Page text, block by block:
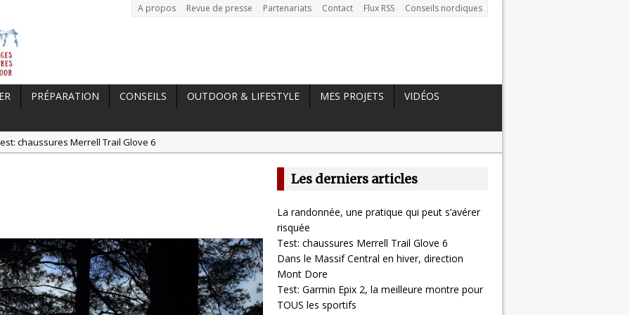
A propos Revue de presse Partenariats Contact Flux RSS Conseils nordiques
PRÉPARATION CONSEILS OUTDOOR & LIFESTYLE MES PROJETS
VIDÉOS
chaussures Merrell Trail Glove 6
Les derniers articles
La randonnée, une pratique qui peut s’avérer
risquée
Test: chaussures Merrell Trail Glove 6
Dans le Massif Central en hiver, direction
Mont Dore
Test: Garmin Epix 2, la meilleure montre pour
TOUS les sportifs